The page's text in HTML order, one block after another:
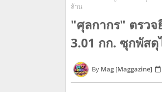
ล้าน
"ศุลกากร" ตรวจ
3.01 กก. ซุกพัส
Mag [Maggazine]